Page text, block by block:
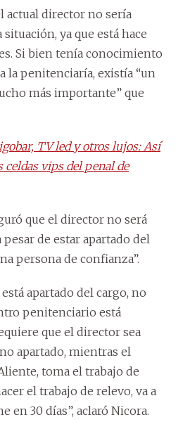
actual director no sería
ya que está hace
Si bien tenía conocimiento
la penitenciaría, existía “un
más importante” que
TV led y otros lujos: Así
celdas vips del penal de
que el director no será
de estar apartado del
persona de confianza”.
apartado del cargo, no
penitenciario está
que el director sea
apartado, mientras el
toma el trabajo de
el trabajo de relevo, va a
en 30 días”, aclaró Nicora.